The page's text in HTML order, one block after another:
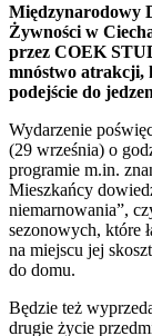
Międzynarodowy
Żywności w
przez COEK
mnóstwo atrakcji,
podejście do
Wydarzenie
(29 września) o
programie m.in.
Mieszkańcy
niemarnowania”,
sezonowych, które
na miejscu jej
do domu.
Będzie też
drugie życie